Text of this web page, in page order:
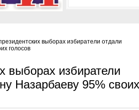
выборах избиратели отдали
голосов
выборах избиратели
Назарбаеву 95% своих